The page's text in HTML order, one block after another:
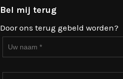
Bel mij terug
Door ons terug gebeld worden?